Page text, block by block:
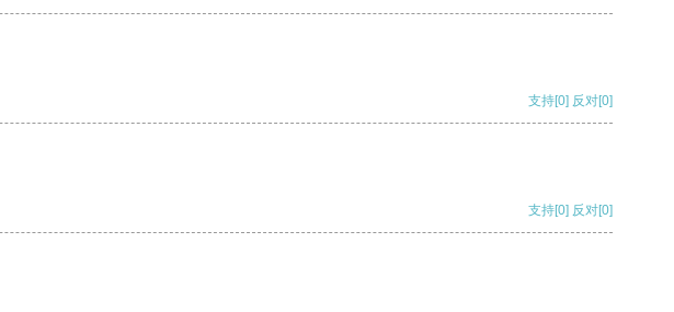
支持[0] 反对[0]
支持[0] 反对[0]